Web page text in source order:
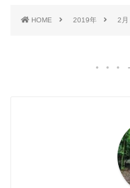
HOME 2019年 2月